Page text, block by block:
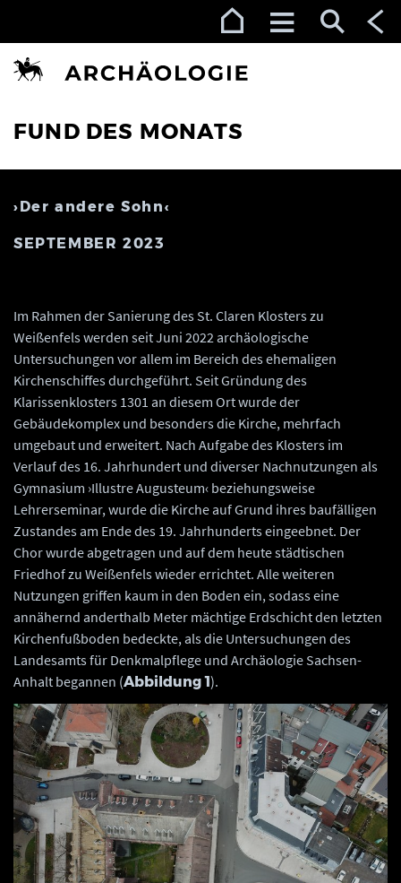
FUND DES MONATS
›Der andere Sohn‹
SEPTEMBER 2023
Im Rahmen der Sanierung des St. Claren Klosters zu
Weißenfels werden seit Juni 2022 archäologische
Untersuchungen vor allem im Bereich des ehemaligen
Kirchenschiffes durchgeführt. Seit Gründung des
Klarissenklosters 1301 an diesem Ort wurde der
Gebäudekomplex und besonders die Kirche, mehrfach
umgebaut und erweitert. Nach Aufgabe des Klosters im
Verlauf des 16. Jahrhundert und diverser Nachnutzungen als
Gymnasium ›Illustre Augusteum‹ beziehungsweise
Lehrerseminar, wurde die Kirche auf Grund ihres baufälligen
Zustandes am Ende des 19. Jahrhunderts eingeebnet. Der
Chor wurde abgetragen und auf dem heute städtischen
Friedhof zu Weißenfels wieder errichtet. Alle weiteren
Nutzungen griffen kaum in den Boden ein, sodass eine
annähernd anderthalb Meter mächtige Erdschicht den letzten
Kirchenfußboden bedeckte, als die Untersuchungen des
Landesamts für Denkmalpflege und Archäologie Sachsen-
Anhalt begannen (Abbildung 1 ).